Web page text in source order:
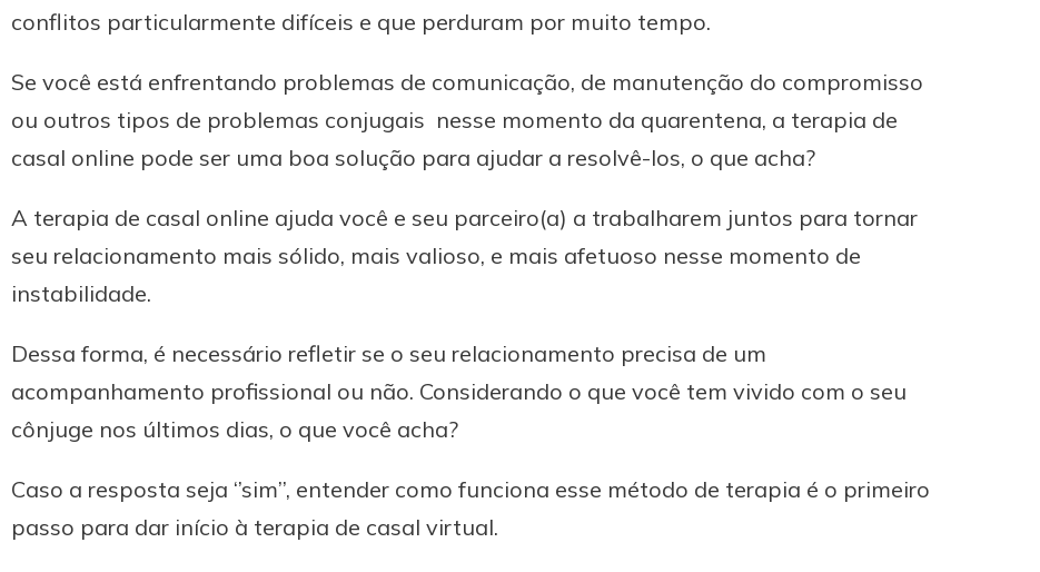
conflitos particularmente difíceis e que perduram por muito tempo.
Se você está enfrentando problemas de comunicação, de manutenção do compromisso
ou outros tipos de problemas conjugais nesse momento da quarentena, a terapia de
casal online pode ser uma boa solução para ajudar a resolvê-los, o que acha?
A terapia de casal online ajuda você e seu parceiro(a) a trabalharem juntos para tornar
seu relacionamento mais sólido, mais valioso, e mais afetuoso nesse momento de
instabilidade.
Dessa forma, é necessário refletir se o seu relacionamento precisa de um
acompanhamento profissional ou não. Considerando o que você tem vivido com o seu
cônjuge nos últimos dias, o que você acha?
Caso a resposta seja ‘’sim’’, entender como funciona esse método de terapia é o primeiro
passo para dar início à terapia de casal virtual.